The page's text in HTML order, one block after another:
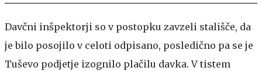
Davčni inšpektorji so v postopku zavzeli stališče, da
je bilo posojilo v celoti odpisano, posledično pa se je
Tuševo podjetje izognilo plačilu davka. V tistem